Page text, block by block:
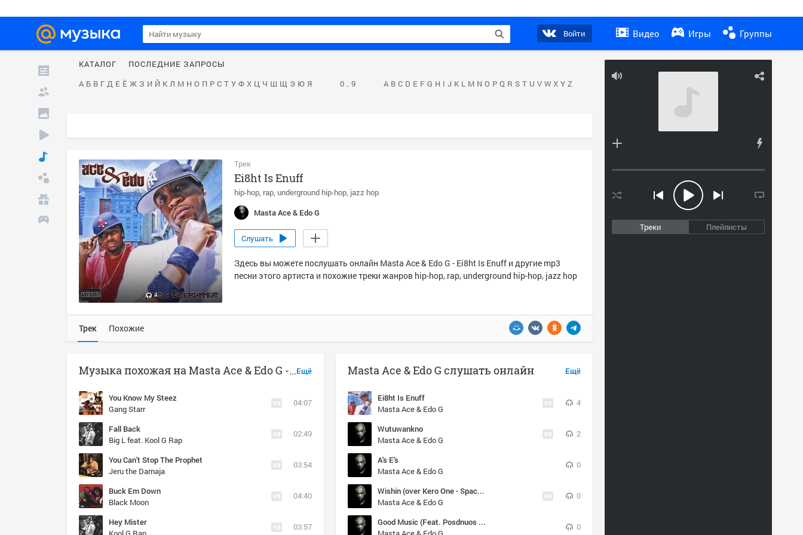
Войти Видео Игры Группы
Треки Плейлисты
КАТАЛОГ
ПОСЛЕДНИЕ ЗАПРОСЫ
А Б В Г Д Е Ё Ж З И Й К Л М Н О П Р С Т У Ф Х Ц Ч Ш Щ Э Ю Я 0 .. 9 A B C D E F G H I J K L M N O P Q R S T U V W X Y Z
4
Трек
Ei8ht Is Enuff
hip-hop rap underground hip-hop jazz hop
Masta Ace & Edo G
Слушать
Здесь вы можете послушать онлайн Masta Ace & Edo G - Ei8ht Is Enuff и другие mp3
песни этого артиста и похожие треки жанров hip-hop, rap, underground hip-hop, jazz hop
Трек Похожие
Ещё
Музыка похожая на Masta Ace & Edo G - Ei8ht Is Enuff
You Know My Steez
Gang Starr
04:07
Fall Back
Big L feat. Kool G Rap
02:49
You Can't Stop The Prophet
Jeru the Damaja
03:54
Buck Em Down
Black Moon
04:40
Hey Mister
03:57
Ещё
Masta Ace & Edo G слушать онлайн
Ei8ht Is Enuff
Masta Ace & Edo G
4
Wutuwankno
Masta Ace & Edo G
2
A's E's
Masta Ace & Edo G
0
Wishin (over Kero One - Space Cadets)
Masta Ace & Edo G
0
Good Music (Feat. Posdnuos & Light) (Prod. By DJ Spinna)
0